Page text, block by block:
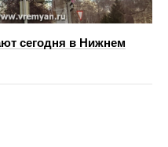
сегодня в Нижнем